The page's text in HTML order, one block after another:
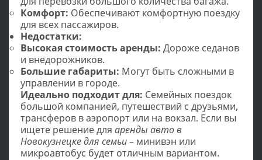
Комфорт: Обеспечивают комфортную поездку
для всех пассажиров.
Недостатки:
Высокая стоимость аренды: Дороже седанов
и внедорожников.
Большие габариты: Могут быть сложными в
управлении в городе.
Идеально подходит для: Семейных поездок
большой компанией, путешествий с друзьями,
трансферов в аэропорт или на вокзал. Если вы
ищете решение для аренды авто в
Новокузнецке для семьи– минивэн или
микроавтобус будет отличным вариантом.